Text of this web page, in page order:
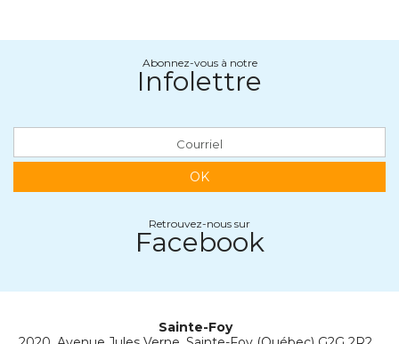
Abonnez-vous à notre
Infolettre
OK
Retrouvez-nous sur
Facebook
Sainte-Foy